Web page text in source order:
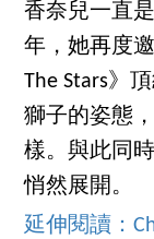
香奈兒一直
年，她再度
The Stars》
獅子的姿態
樣。與此同
悄然展開。
延伸閱讀：